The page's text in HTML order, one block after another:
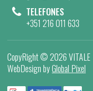
TELEFONES
+351 216 011 633
CopyRight ©2026 VITALE
WebDesign byGlobal Pixel